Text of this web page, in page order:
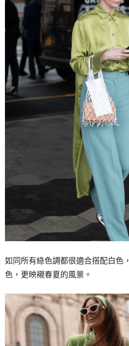
如同所有綠色調都很適合搭配白色，
色， 更映襯春夏的風景。